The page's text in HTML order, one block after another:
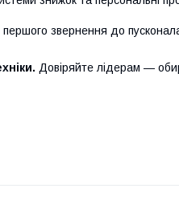
звернення до
Довіряйте лідерам —